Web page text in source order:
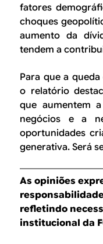
fatores
choques
aumento da
tendem a
Para que a
o relatório
que aumentem
negócios e a
oportunidades
generativa. Será
As opiniões
refletindo
institucional da